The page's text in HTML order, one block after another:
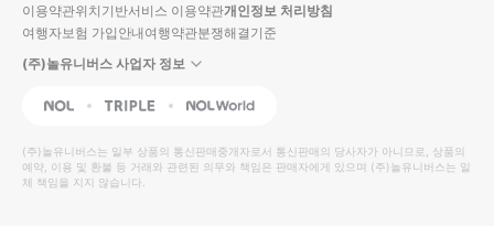
입니
다.
높
은
순
동
영
상
순
상
이용약관위치기반서비스 이용약관개인정보 처리방침
여행자보험 가입안내여행약관분쟁해결기준
(주)놀유니버스 사업자 정보
NOL Triple Interpark Global
(주)놀유니버스는 일부 상품의 통신판매중개자로서 통신판매의 당사자가 아니므로, 상품의
예약, 이용 및 환불 등 거래와 관련된 의무와 책임은 판매자에게 있으며 (주)놀유니버스는 일
체 책임을 지지 않습니다.